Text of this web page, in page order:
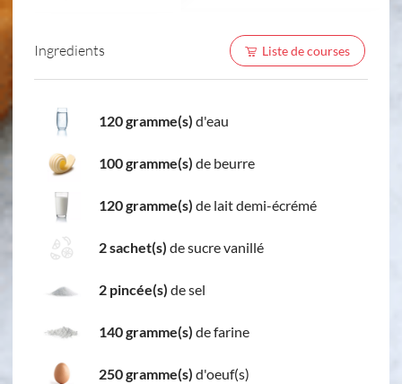
Ingredients Liste de courses
120 gramme(s) d'eau
100 gramme(s) de beurre
120 gramme(s) de lait demi-écrémé
2 sachet(s) de sucre vanillé
2 pincée(s) de sel
140 gramme(s) de farine
250 gramme(s) d'oeuf(s)